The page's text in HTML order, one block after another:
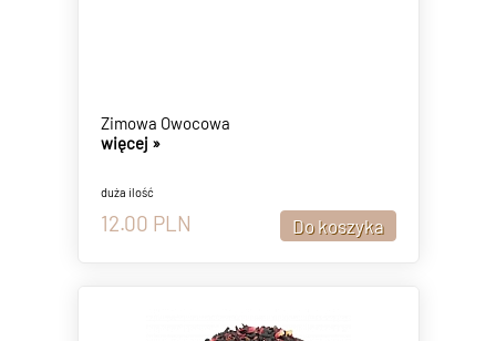
Zimowa Owocowa
więcej »
duża ilość
12.00 PLN